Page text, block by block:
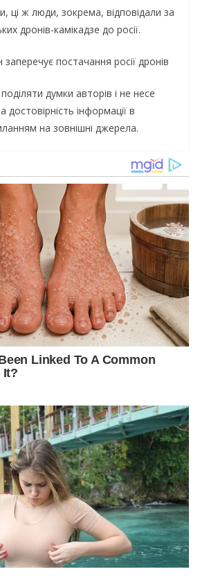
ці ж люди, зокрема, відповідали за
дронів-камікадзе до росії.
постачання росії дронів
думки авторів і не несе
достовірність інформації в
на зовнішні джерела.